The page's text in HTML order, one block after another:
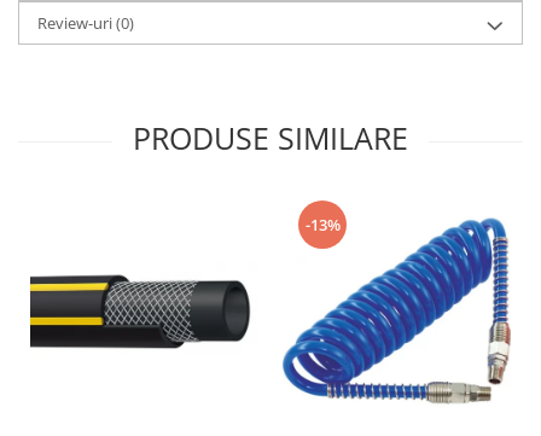
Review-uri(0)
PRODUSE SIMILARE
-13%